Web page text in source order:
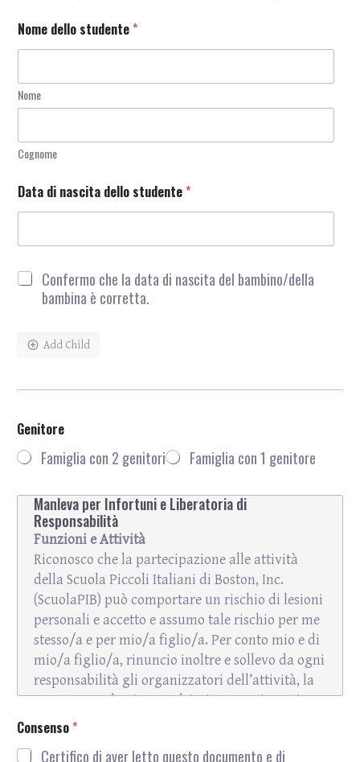
Nome dello studente *
Nome
Cognome
Data di nascita dello studente *
D
O
a
t
i
n
Confermo che la data di nascita del bambino/della
bambina è corretta.
Add Child
Genitore
Famiglia con 2 genitori Famiglia con 1 genitore
d
Manleva per Infortuni e Liberatoria di
Responsabilità
Funzioni e Attività
Riconosco che la partecipazione alle attività
della Scuola Piccoli Italiani di Boston, Inc.
(ScuolaPIB) può comportare un rischio di lesioni
personali e accetto e assumo tale rischio per me
stesso/a e per mio/a figlio/a. Per conto mio e di
mio/a figlio/a, rinuncio inoltre e sollevo da ogni
responsabilità gli organizzatori dell’attività, la
struttura scolastica, qualsiasi ente assicurativo
delle suddette parti, nonché i loro direttori,
Consenso *
Certifico di aver letto questo documento e di